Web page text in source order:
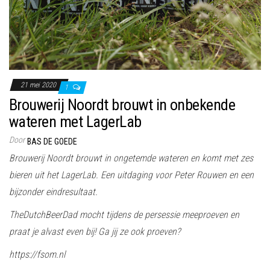
21 mei 2020 1
Brouwerij Noordt brouwt in onbekende
wateren met LagerLab
Door BAS DE GOEDE
Brouwerij Noordt brouwt in ongetemde wateren en komt met zes
bieren uit het LagerLab. Een uitdaging voor Peter Rouwen en een
bijzonder eindresultaat.
TheDutchBeerDad mocht tijdens de persessie meeproeven en
praat je alvast even bij! Ga jij ze ook proeven?
https://fsom.nl